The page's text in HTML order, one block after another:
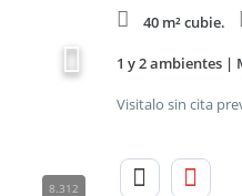
8.312
40 m² cubie.
1 y 2 ambientes |